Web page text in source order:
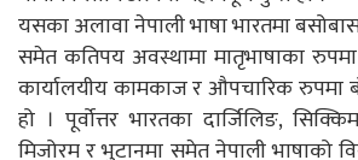
यसका अलावा नेपाली भाषा भारतमा
समेत कतिपय अवस्थामा मातृभाषाका
कार्यालयीय कामकाज र औपचारिक रुपमा
हो । पूर्वोत्तर भारतका दार्जिलिङ,
मिजोरम र भुटानमा समेत नेपाली भाषाको